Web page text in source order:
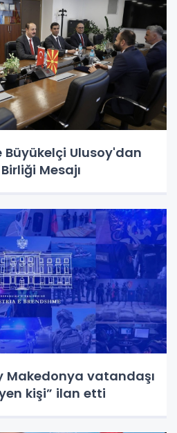
Büyükelçi Ulusoy'dan
Mesajı
Makedonya vatandaşı
kişi” ilan etti